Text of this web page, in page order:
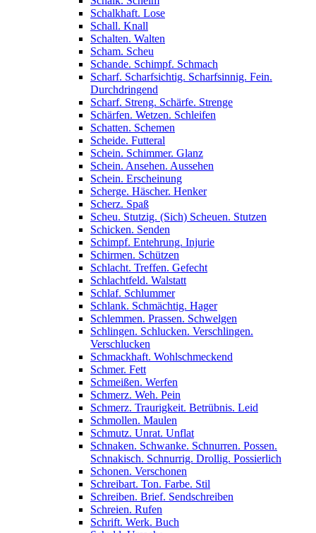
Schalkhaft. Lose
Schall. Knall
Schalten. Walten
Scham. Scheu
Schande. Schimpf. Schmach
Scharf. Scharfsichtig. Scharfsinnig. Fein.
Durchdringend
Scharf. Streng. Schärfe. Strenge
Schärfen. Wetzen. Schleifen
Schatten. Schemen
Scheide. Futteral
Schein. Schimmer. Glanz
Schein. Ansehen. Aussehen
Schein. Erscheinung
Scherge. Häscher. Henker
Scherz. Spaß
Scheu. Stutzig. (Sich) Scheuen. Stutzen
Schicken. Senden
Schimpf. Entehrung. Injurie
Schirmen. Schützen
Schlacht. Treffen. Gefecht
Schlachtfeld. Walstatt
Schlaf. Schlummer
Schlank. Schmächtig. Hager
Schlemmen. Prassen. Schwelgen
Schlingen. Schlucken. Verschlingen.
Verschlucken
Schmackhaft. Wohlschmeckend
Schmer. Fett
Schmeißen. Werfen
Schmerz. Weh. Pein
Schmerz. Traurigkeit. Betrübnis. Leid
Schmollen. Maulen
Schmutz. Unrat. Unflat
Schnaken. Schwanke. Schnurren. Possen.
Schnakisch. Schnurrig. Drollig. Possierlich
Schonen. Verschonen
Schreibart. Ton. Farbe. Stil
Schreiben. Brief. Sendschreiben
Schreien. Rufen
Schrift. Werk. Buch